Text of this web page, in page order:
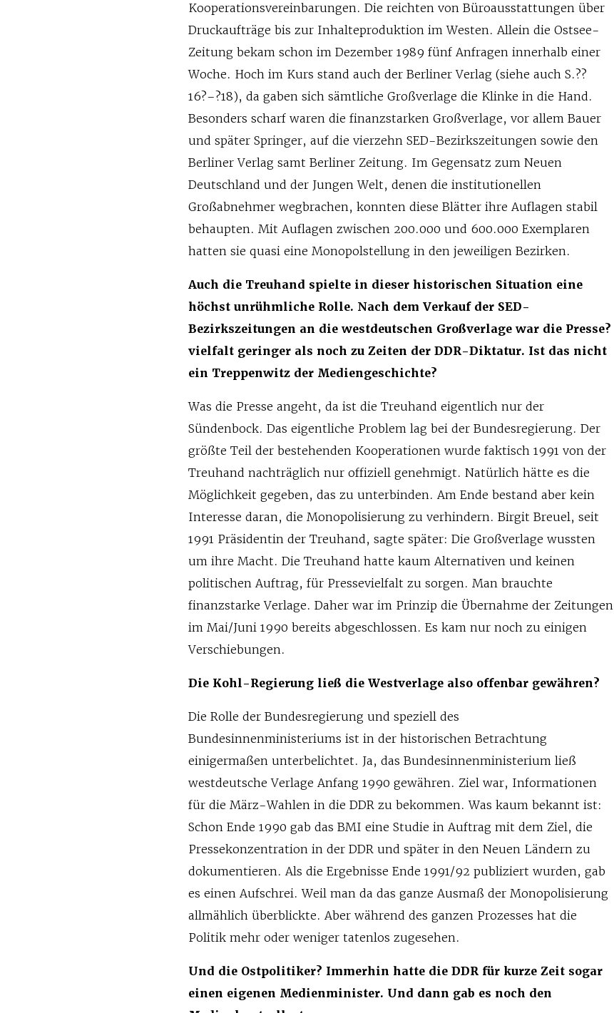
Kooperationsvereinbarungen. Die reichten von Büroausstattungen über
Druckaufträge bis zur Inhalteproduktion im Westen. Allein die Ostsee-
Zeitung bekam schon im Dezember 1989 fünf Anfragen innerhalb einer
Woche. Hoch im Kurs stand auch der Berliner Verlag (siehe auch S.??
16?–?18), da gaben sich sämtliche Großverlage die Klinke in die Hand.
Besonders scharf waren die finanzstarken Großverlage, vor allem Bauer
und später Springer, auf die vierzehn SED-Bezirkszeitungen sowie den
Berliner Verlag samt Berliner Zeitung. Im Gegensatz zum Neuen
Deutschland und der Jungen Welt, denen die institutionellen
Großabnehmer wegbrachen, konnten diese Blätter ihre Auflagen stabil
behaupten. Mit Auflagen zwischen 200.000 und 600.000 Exemplaren
hatten sie quasi eine Monopolstellung in den jeweiligen Bezirken.
Auch die Treuhand spielte in dieser historischen Situation eine
höchst unrühmliche Rolle. Nach dem Verkauf der SED-
Bezirkszeitungen an die westdeutschen Großverlage war die Presse?
vielfalt geringer als noch zu Zeiten der DDR-Diktatur. Ist das nicht
ein Treppenwitz der Mediengeschichte?
Was die Presse angeht, da ist die Treuhand eigentlich nur der
Sündenbock. Das eigentliche Problem lag bei der Bundesregierung. Der
größte Teil der bestehenden Kooperationen wurde faktisch 1991 von der
Treuhand nachträglich nur offiziell genehmigt. Natürlich hätte es die
Möglichkeit gegeben, das zu unterbinden. Am Ende bestand aber kein
Interesse daran, die Monopolisierung zu verhindern. Birgit Breuel, seit
1991 Präsidentin der Treuhand, sagte später: Die Großverlage wussten
um ihre Macht. Die Treuhand hatte kaum Alternativen und keinen
politischen Auftrag, für Pressevielfalt zu sorgen. Man brauchte
finanzstarke Verlage. Daher war im Prinzip die Übernahme der Zeitungen
im Mai/Juni 1990 bereits abgeschlossen. Es kam nur noch zu einigen
Verschiebungen.
Die Kohl-Regierung ließ die Westverlage also offenbar gewähren?
Die Rolle der Bundesregierung und speziell des
Bundesinnenministeriums ist in der historischen Betrachtung
einigermaßen unterbelichtet. Ja, das Bundesinnenministerium ließ
westdeutsche Verlage Anfang 1990 gewähren. Ziel war, Informationen
für die März-Wahlen in die DDR zu bekommen. Was kaum bekannt ist:
Schon Ende 1990 gab das BMI eine Studie in Auftrag mit dem Ziel, die
Pressekonzentration in der DDR und später in den Neuen Ländern zu
dokumentieren. Als die Ergebnisse Ende 1991/92 publiziert wurden, gab
es einen Aufschrei. Weil man da das ganze Ausmaß der Monopolisierung
allmählich überblickte. Aber während des ganzen Prozesses hat die
Politik mehr oder weniger tatenlos zugesehen.
Und die Ostpolitiker? Immerhin hatte die DDR für kurze Zeit sogar
einen eigenen Medienminister. Und dann gab es noch den